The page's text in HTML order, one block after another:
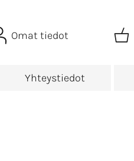
Omat tiedot
Yhteystiedot